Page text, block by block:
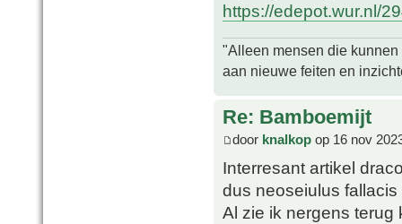
https://edepot.wur.nl/
"Alleen mensen die
aan nieuwe feiten en
Re: Bamboemijt
door knalkop op 16 nov
Interresant artikel
dus neoseiulus
Al zie ik nergens terug